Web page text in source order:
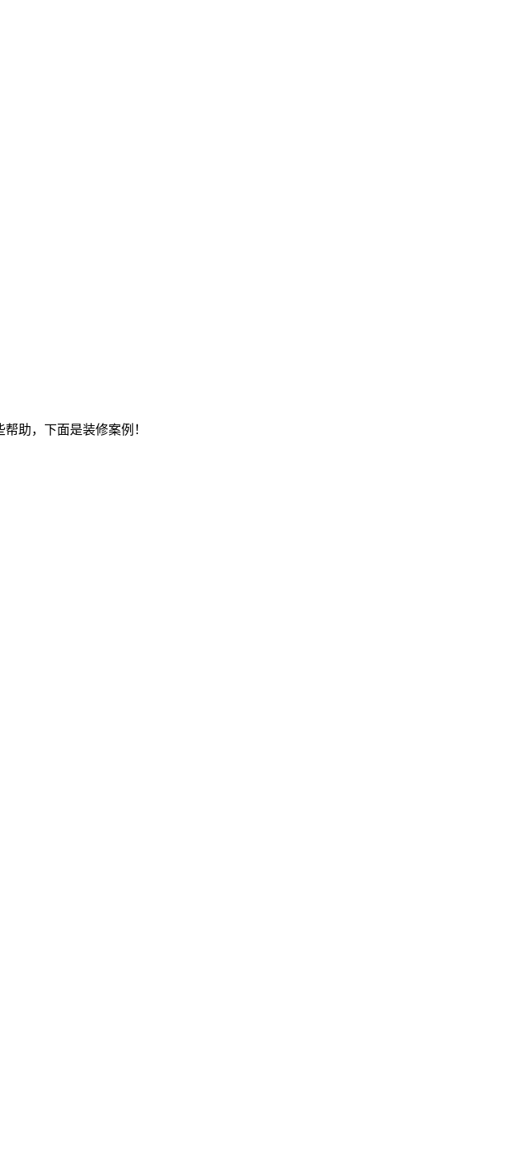
助，下面是装修案例！